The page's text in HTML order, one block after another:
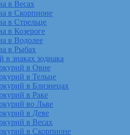
в Весах
в Скорпионе
в Стрельце
в Козероге
в Водолее
в Рыбах
в знаках зодиака
в Овне
в Тельце
в Близнецах
в Раке
во Льве
в Деве
в Весах
в Скорпионе